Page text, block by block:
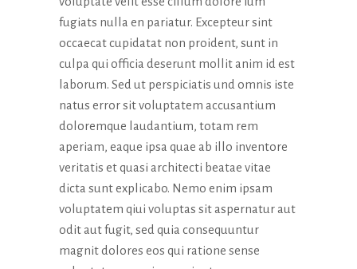
fugiats nulla en pariatur. Excepteur sint
occaecat cupidatat non proident, sunt in
culpa qui officia deserunt mollit anim id est
laborum. Sed ut perspiciatis und omnis iste
natus error sit voluptatem accusantium
doloremque laudantium, totam rem
aperiam, eaque ipsa quae ab illo inventore
veritatis et quasi architecti beatae vitae
dicta sunt explicabo. Nemo enim ipsam
voluptatem qiui voluptas sit aspernatur aut
odit aut fugit, sed quia consequuntur
magnit dolores eos qui ratione sense